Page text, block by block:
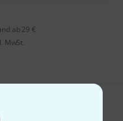
ab 29 €
MwSt.
Sie sehen?